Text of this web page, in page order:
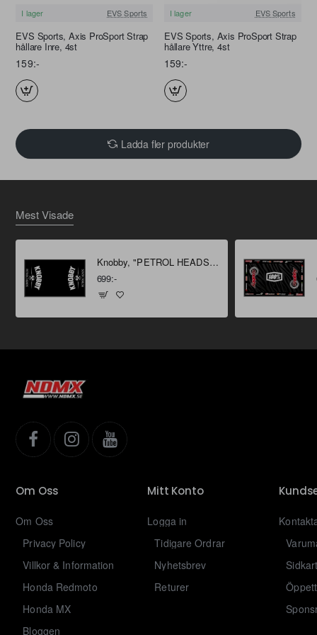
I lager EVS Sports
EVS Sports, Axis ProSport Strap
hållare Inre, 4st
159:-
I lager EVS Sports
EVS Sports, Axis ProSport Strap
hållare Yttre, 4st
159:-
Ladda fler produkter
Mest Visade
Knobby, "PETROL HEADS" Miljömatta 160 X 100 cm
699:-
Om Oss
Om Oss
Privacy Policy
Villkor & Information
Honda Redmoto
Honda MX
Bloggen
Mitt Konto
Logga in
Tidigare Ordrar
Nyhetsbrev
Returer